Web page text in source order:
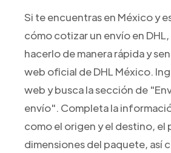
Si te encuentras en México y
cómo cotizar un envío en
hacerlo de manera rápida y
web oficial de DHL México.
web y busca la sección de
envío". Completa la
como el origen y el destino, el
dimensiones del paquete, así